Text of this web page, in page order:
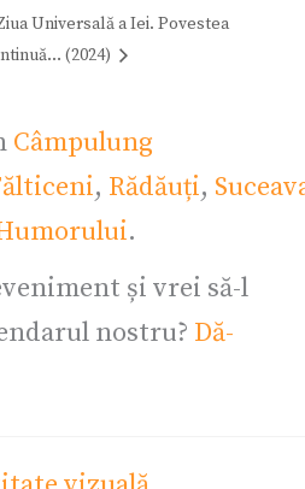
Universală a Iei. Povestea
(2024)
Câmpulung
, Rădăuți,
.
și vrei să-l
nostru? Dă-